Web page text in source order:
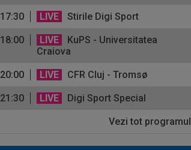
17:30 LIVE Stirile Digi Sport
18:00 LIVE
KuPS - Universitatea
Craiova
20:00 LIVE CFR Cluj - Tromsø
21:30 LIVE Digi Sport Special
Vezi tot programul